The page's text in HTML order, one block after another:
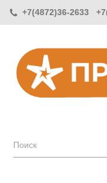
+7(4872)36-2633
Поиск